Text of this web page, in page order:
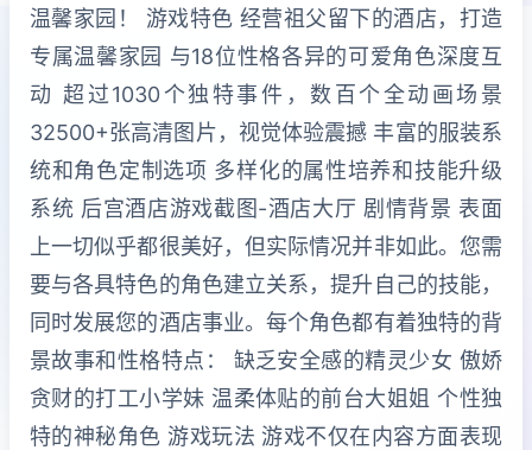
温馨家园！ 游戏特色 经营祖父留下的酒店，打造
专属温馨家园 与18位性格各异的可爱角色深度互
动 超过1030个独特事件，数百个全动画场景
32500+张高清图片，视觉体验震撼 丰富的服装系
统和角色定制选项 多样化的属性培养和技能升级
系统 后宫酒店游戏截图-酒店大厅 剧情背景 表面
上一切似乎都很美好，但实际情况并非如此。您需
要与各具特色的角色建立关系，提升自己的技能，
同时发展您的酒店事业。每个角色都有着独特的背
景故事和性格特点： 缺乏安全感的精灵少女 傲娇
贪财的打工小学妹 温柔体贴的前台大姐姐 个性独
特的神秘角色 游戏玩法 游戏不仅在内容方面表现